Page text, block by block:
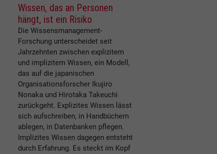
Wissen, das an Personen
hängt, ist ein Risiko
Die Wissensmanagement-
Forschung unterscheidet seit
Jahrzehnten zwischen explizitem
und implizitem Wissen, ein Modell,
das auf die japanischen
Organisationsforscher Ikujiro
Nonaka und Hirotaka Takeuchi
zurückgeht. Explizites Wissen lässt
sich aufschreiben, in Handbüchern
ablegen, in Datenbanken pflegen.
Implizites Wissen dagegen entsteht
durch Erfahrung. Es steckt im Kopf